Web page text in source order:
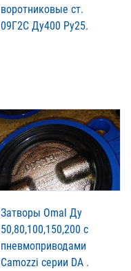
воротниковые ст.
09Г2С Ду400 Ру25.
Затворы Omal Ду
50,80,100,150,200 с
пневмоприводами
Camozzi серии DA .